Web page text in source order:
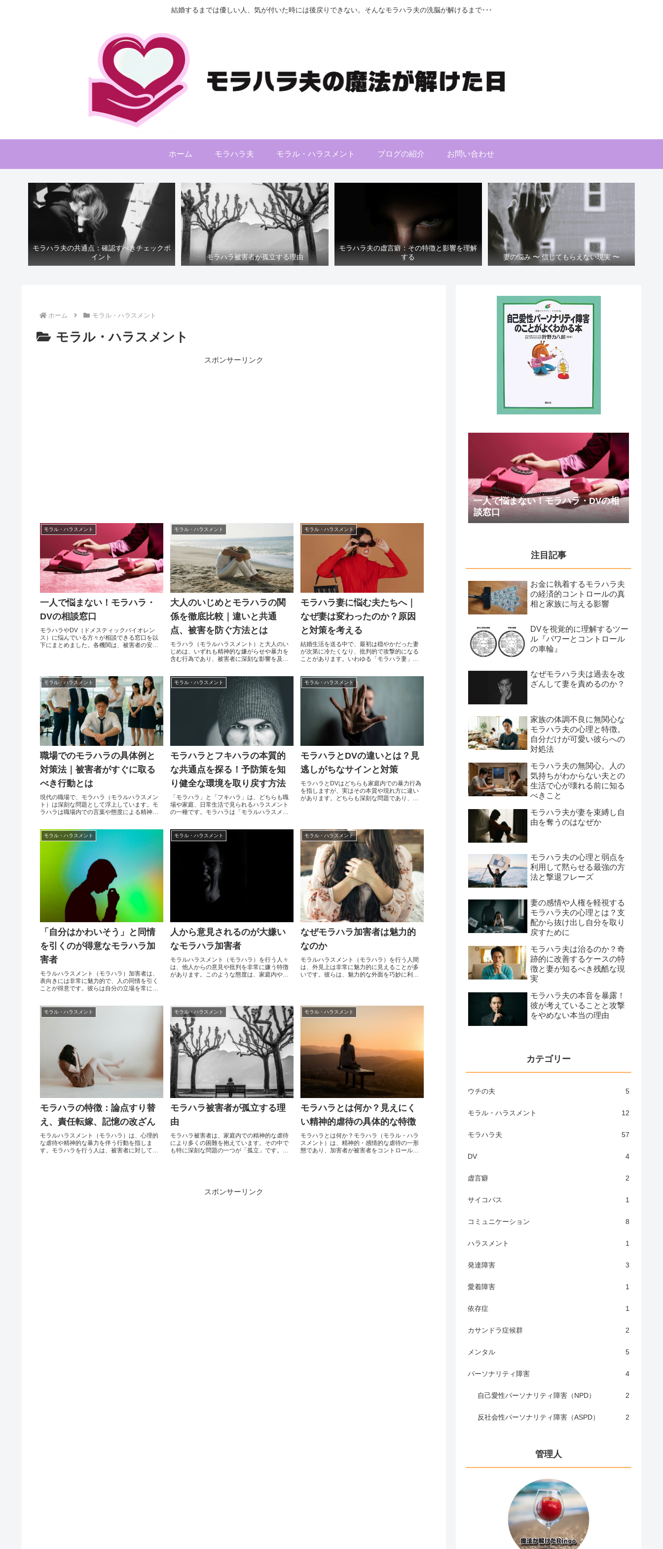
結婚するまでは優しい人、気が付いた時には後戻りできない。そんなモラハラ夫の洗脳が解けるまで･･･
ホーム モラハラ夫 モラル・ハラスメント ブログの紹介 お問い合わせ
モラハラ夫の共通点：確認すべきチェックポ
イント
モラハラ被害者が孤立する理由
モラハラ夫の虚言癖：その特徴と影響を理解
する
妻の悩み 〜 信じてもらえない現実 〜
ホーム モラル・ハラスメント
モラル・ハラスメント
スポンサーリンク
モラル・ハラスメント
一人で悩まない！モラハラ・
DVの相談窓口
モラハラやDV（ドメスティックバイオレン
ス）に悩んでいる方々が相談できる窓口を以
下にまとめました。各機関は、被害者の安全
す。お一人で悩まず、適切な支援を受けるこ
とを検討しましょう。相談窓口DV相談ナビ
（全国共通）電話番号：#8008（はれれば）
概要：全国共通の電話番号にかけると、発...
モラル・ハラスメント
大人のいじめとモラハラの関
係を徹底比較｜違いと共通
点、被害を防ぐ方法とは
モラハラ（モラルハラスメント）と大人のい
じめは、いずれも精神的な嫌がらせや暴力を
含む行為であり、被害者に深刻な影響を及ぼ
は、被害を受けた際に適切な対応を取るため
に重要です。本記事では、モラハラと大人の
いじめの特徴、共通点、そして違いについて
詳しく解説し、それぞれの対処法についても
紹介します。モラハラとは何か？モラルハラ
モラル・ハラスメント
モラハラ妻に悩む夫たちへ｜
なぜ妻は変わったのか？原因
と対策を考える
結婚生活を送る中で、最初は穏やかだった妻
が次第に冷たくなり、批判的で攻撃的になる
ことがあります。いわゆる「モラハラ妻」に
と感じる夫たちは、なぜその変化が起きたの
か、そしてどうすれば良いのかを考えざるを
得ない状況に置かれます。本記事では、なぜ
妻がモラハラをするようになったのか、結婚
前に気づけなかった理由、モラハラ妻と暮ら...
モラル・ハラスメント
職場でのモラハラの具体例と
対策法｜被害者がすぐに取る
べき行動とは
現代の職場で、モラハラ（モラルハラスメン
ト）は深刻な問題として浮上しています。モ
ラハラは職場内での言葉や態度による精神的
は一見分かりにくく、被害者自身が「これは
モラハラなのか？」と気づかないまま我慢し
続けてしまうことが多いのが現実です。本記
事では、職場でのモラハラの具体例、被害者
に与える影響、そしてモラハラを受けた際の...
モラル・ハラスメント
モラハラとフキハラの本質的
な共通点を探る！予防策を知
り健全な環境を取り戻す方法
「モラハラ」と「フキハラ」は、どちらも職
場や家庭、日常生活で見られるハラスメント
の一種です。モラハラは「モラルハラスメン
ますが、どちらも人間関係において深刻な問
題を引き起こします。本記事では、モラハラ
とフキハラの違いと共通点を探り、それらが
個人や組織に与える影響、対策について詳し
く解説していきます。モラハラとは何か？モ...
モラル・ハラスメント
モラハラとDVの違いとは？見
逃しがちなサインと対策
モラハラとDVはどちらも家庭内での暴力行為
を指しますが、実はその本質や現れ方に違い
があります。どちらも深刻な問題であり、被
区別することができません。本記事では、モ
ラハラとDVの違いを詳しく解説し、それぞれ
の特徴や被害のサイン、さらに対策について
考えていきます。モラハラとDVの定...
モラル・ハラスメント
「自分はかわいそう」と同情
を引くのが得意なモラハラ加
害者
モラルハラスメント（モラハラ）加害者は、
表向きには非常に魅力的で、人の同情を引く
ことが得意です。彼らは自分の立場を常に正
ラ加害者がどのようにして人々の同情を引
き、彼らの話を信じさせるのかについて詳し
モラル・ハラスメント
人から意見されるのが大嫌い
なモラハラ加害者
モラルハラスメント（モラハラ）を行う人々
は、他人からの意見や批判を非常に嫌う特徴
があります。このような態度は、家庭内や職
て詳しく説明します。モラハラ加害者の特徴
批判に対する過敏な反応モラハラ加害者は、
他人からの批判や意見に対して非常に過敏に...
モラル・ハラスメント
なぜモラハラ加害者は魅力的
なのか
モラルハラスメント（モラハラ）を行う人間
は、外見上は非常に魅力的に見えることが多
いです。彼らは、魅力的な外面を巧妙に利用
は、モラハラをする人間がなぜ魅力的に見え
るのか、その理由について詳しく解説しま
モラル・ハラスメント
モラハラの特徴：論点すり替
え、責任転嫁、記憶の改ざん
モラルハラスメント（モラハラ）は、心理的
な虐待や精神的な暴力を伴う行動を指しま
す。モラハラを行う人は、被害者に対してさ
モラル・ハラスメント
モラハラ被害者が孤立する理
由
モラハラ被害者は、家庭内での精神的な虐待
により多くの困難を抱えています。その中で
も特に深刻な問題の一つが「孤立」です。モ
を妨害することがあります。友人や家族との
接触を制限し、被害者が外部の支援を受けら
モラル・ハラスメント
モラハラとは何か？見えにく
い精神的虐待の具体的な特徴
モラハラとは何か？モラハラ（モラル・ハラ
スメント）は、精神的・感情的な虐待の一形
態であり、加害者が被害者をコントロール
スポンサーリンク
一人で悩まない！モラハラ・DVの相
談窓口
注目記事
お金に執着するモラハラ夫
の経済的コントロールの真
相と家族に与える影響
DVを視覚的に理解するツー
ル『パワーとコントロール
の車輪』
なぜモラハラ夫は過去を改
ざんして妻を責めるのか？
家族の体調不良に無関心な
モラハラ夫の心理と特徴。
自分だけが可愛い彼らへの
対処法
モラハラ夫の無関心。人の
気持ちがわからない夫との
生活で心が壊れる前に知る
べきこと
モラハラ夫が妻を束縛し自
由を奪うのはなぜか
モラハラ夫の心理と弱点を
利用して黙らせる最強の方
法と撃退フレーズ
妻の感情や人権を軽視する
モラハラ夫の心理とは？支
配から抜け出し自分を取り
戻すために
モラハラ夫は治るのか？奇
跡的に改善するケースの特
徴と妻が知るべき残酷な現
実
モラハラ夫の本音を暴露！
彼が考えていることと攻撃
をやめない本当の理由
カテゴリー
ウチの夫 5
モラル・ハラスメント 12
モラハラ夫 57
DV 4
虚言癖 2
サイコパス 1
コミュニケーション 8
ハラスメント 1
発達障害 3
愛着障害 1
依存症 1
カサンドラ症候群 2
メンタル 5
パーソナリティ障害 4
自己愛性パーソナリティ障害（NPD） 2
反社会性パーソナリティ障害（ASPD） 2
管理人